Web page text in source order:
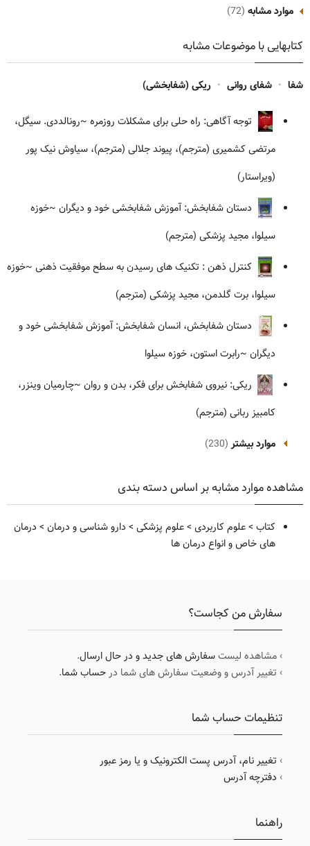
موارد مشابه (72)
کتابهایی با موضوعات مشابه
شفا • شفای روانی • ریکی (شفابخشی)
توجه آگاهی: راه حلی برای مشکلات روزمره ~رونالددی. سیگل،
مرتضی کشمیری (مترجم)، پیوند جلالی (مترجم)، سیاوش نیک پور
(ویراستار)
دستان شفابخش: آموزش شفابخشی خود و دیگران ~خوزه
سیلوا، مجید پزشکی (مترجم)
کنترل ذهن : تکنیک های رسیدن به سطح موفقیت ذهنی ~خوزه
سیلوا، برت گلدمن، مجید پزشکی (مترجم)
دستان شفابخش، انسان شفابخش: آموزش شفابخشی خود و
دیگران ~رابرت استون، خوزه سیلوا
ریکی: نیروی شفابخش برای فکر، بدن و روان ~چارمیان وینزر،
کامبیز ربانی (مترجم)
موارد بیشتر (230)
مشاهده موارد مشابه بر اساس دسته بندی
کتاب >علوم کاربردی >علوم پزشکی > دارو شناسی و درمان > درمان
های خاص و انواع درمان ها
سفارش من کجاست؟
› مشاهده لیستسفارش های جدید و در حال ارسال.
› تغییر آدرس و وضعیت سفارش های شما درحساب شما.
تنظیمات حساب شما
› تغییر نام، آدرس پست الکترونیک و یا رمز عبور
› دفترچه آدرس
راهنما